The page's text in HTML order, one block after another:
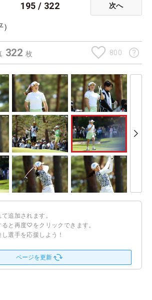
195 / 322 次へ
322 枚 800
追加されます。
と再度♡をクリックできます。
選手を応援しよう！
ページを更新